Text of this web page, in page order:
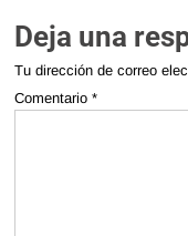
Deja una
Tu dirección de correo
Comentario *